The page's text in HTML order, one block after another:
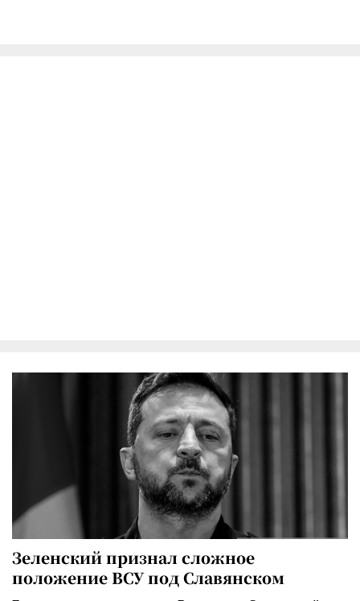
Зеленский признал сложное
положение ВСУ под Славянском